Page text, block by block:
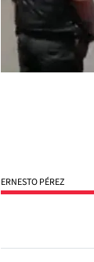
ERNESTO PÉREZ